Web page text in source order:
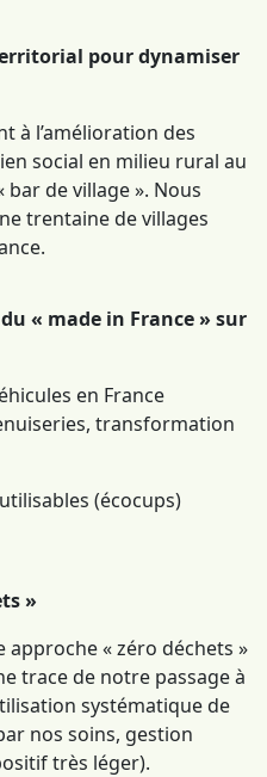
pour dynamiser
à l’amélioration des
social en milieu rural au
de village ». Nous
trentaine de villages
« made in France » sur
en France
transformation
(écocups)
»
« zéro déchets »
trace de notre passage à
systématique de
nos soins, gestion
très léger).